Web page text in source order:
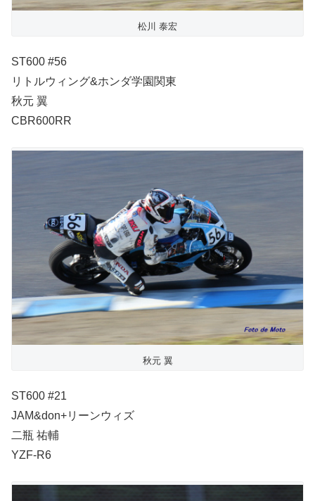
松川 泰宏
ST600 #56
リトルウィング&ホンダ学園関東
秋元 翼
CBR600RR
秋元 翼
ST600 #21
JAM&don+リーンウィズ
二瓶 祐輔
YZF-R6